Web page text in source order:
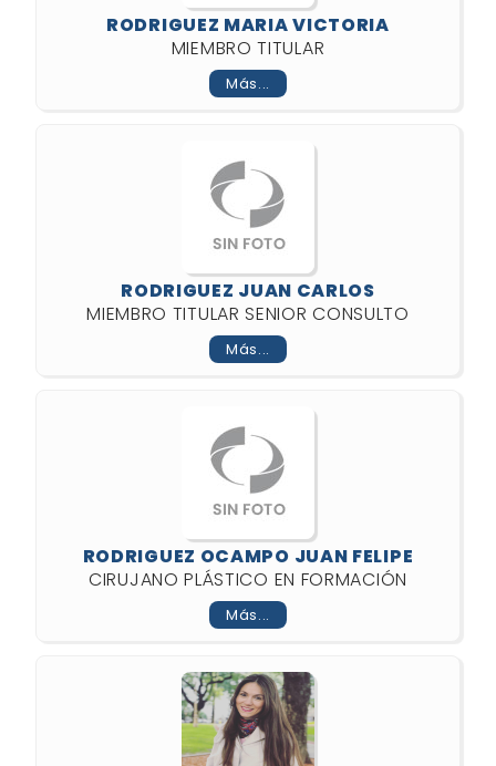
RODRIGUEZ MARIA VICTORIA
MIEMBRO TITULAR
Más...
RODRIGUEZ JUAN CARLOS
MIEMBRO TITULAR SENIOR CONSULTO
Más...
RODRIGUEZ OCAMPO JUAN FELIPE
CIRUJANO PLÁSTICO EN FORMACIÓN
Más...